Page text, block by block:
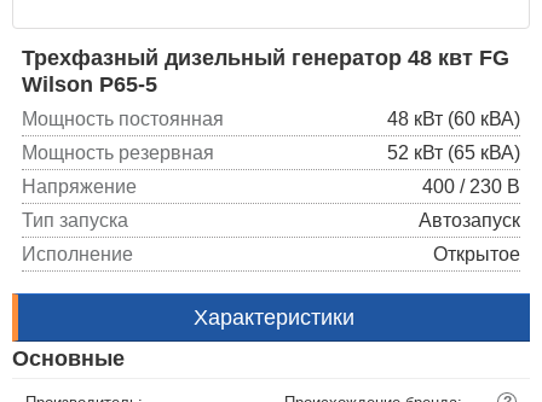
Трехфазный дизельный генератор 48 квт FG
Wilson P65-5
Мощность постоянная
48 кВт (60 кВА)
Мощность резервная
52 кВт (65 кВА)
Напряжение
400 / 230 В
Тип запуска
Автозапуск
Исполнение
Открытое
Характеристики
Основные